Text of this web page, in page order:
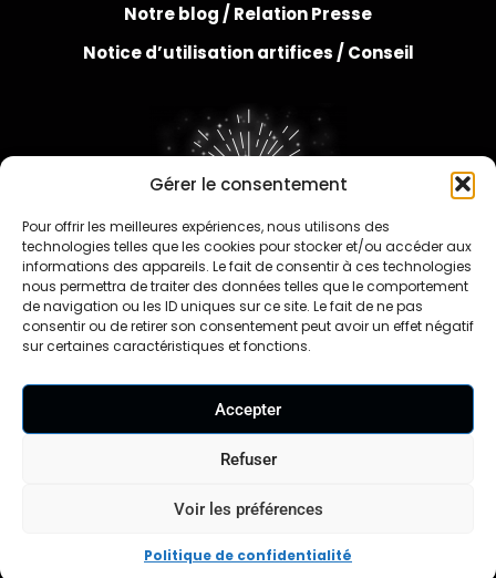
Gérer le consentement
Pour offrir les meilleures expériences, nous utilisons des
technologies telles que les cookies pour stocker et/ou accéder aux
informations des appareils. Le fait de consentir à ces technologies
nous permettra de traiter des données telles que le comportement
de navigation ou les ID uniques sur ce site. Le fait de ne pas
consentir ou de retirer son consentement peut avoir un effet négatif
sur certaines caractéristiques et fonctions.
Accepter
Refuser
Voir les préférences
Politique de confidentialité
Notre blog /Relation Presse
Notice d’utilisation artifices /Conseil
FAQ
Contact
Travaillons ensemble
Nos revendeurs
Mentions légales|CGV|CGU|Formulaire de
Réglementation